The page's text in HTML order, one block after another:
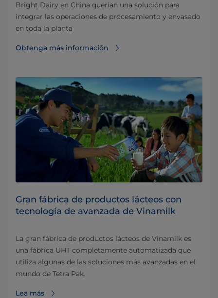
Bright Dairy en China querían una solución para
integrar las operaciones de procesamiento y envasado
en toda la planta
Obtenga más información
Gran fábrica de productos lácteos con
tecnología de avanzada de Vinamilk
La gran fábrica de productos lácteos de Vinamilk es
una fábrica UHT completamente automatizada que
utiliza algunas de las soluciones más avanzadas en el
mundo de Tetra Pak.
Lea más